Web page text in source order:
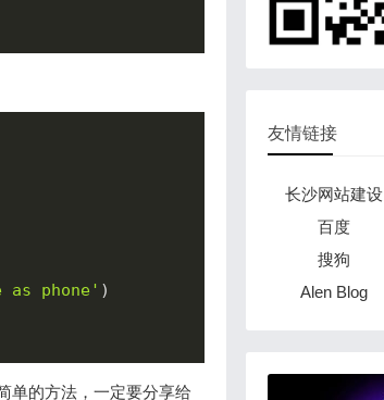
as phone' )
单的方法，一定要分享给
友情链接
长沙网站建设
百度
搜狗
Alen Blog